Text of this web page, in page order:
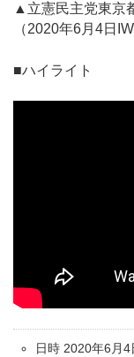
▲立憲民主党東京
（2020年6月4日
■ハイライト
日時 2020年6月